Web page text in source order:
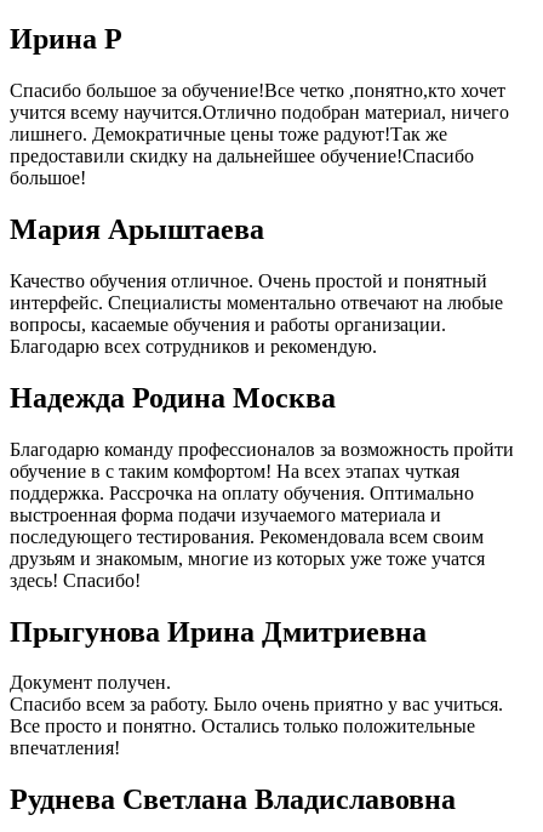
Ирина Р
Спасибо большое за обучение!Все четко ,понятно,кто хочет
учится всему научится.Отлично подобран материал, ничего
лишнего. Демократичные цены тоже радуют!Так же
предоставили скидку на дальнейшее обучение!Спасибо
большое!
Мария Арыштаева
Качество обучения отличное. Очень простой и понятный
интерфейс. Специалисты моментально отвечают на любые
вопросы, касаемые обучения и работы организации.
Благодарю всех сотрудников и рекомендую.
Надежда Родина Москва
Благодарю команду профессионалов за возможность пройти
обучение в с таким комфортом! На всех этапах чуткая
поддержка. Рассрочка на оплату обучения. Оптимально
выстроенная форма подачи изучаемого материала и
последующего тестирования. Рекомендовала всем своим
друзьям и знакомым, многие из которых уже тоже учатся
здесь! Спасибо!
Прыгунова Ирина Дмитриевна
Документ получен.
Спасибо всем за работу. Было очень приятно у вас учиться.
Все просто и понятно. Остались только положительные
впечатления!
Руднева Светлана Владиславовна